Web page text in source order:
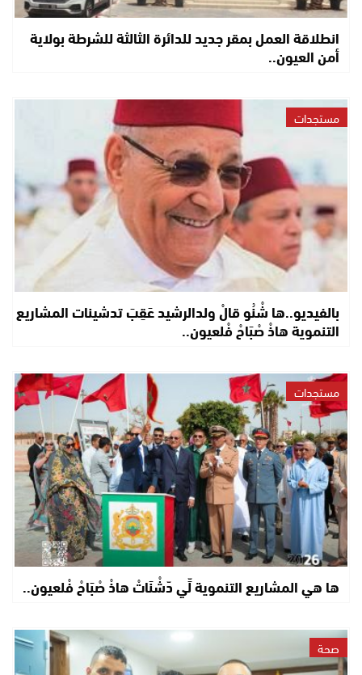
انطلاقة العمل بمقر جديد للدائرة الثالثة للشرطة بولاية
أمن العيون..
مستجدات
بالفيديو..ها شْنُو قالْ ولدالرشيد عَقِبَ تدشينات المشاريع
التنموية هاذْ صْبَاحْ فْلعيون..
مستجدات
ها هي المشاريع التنموية لِّي دّشْنَاتْ هاذْ صْبَاحْ فْلعيون..
صحة